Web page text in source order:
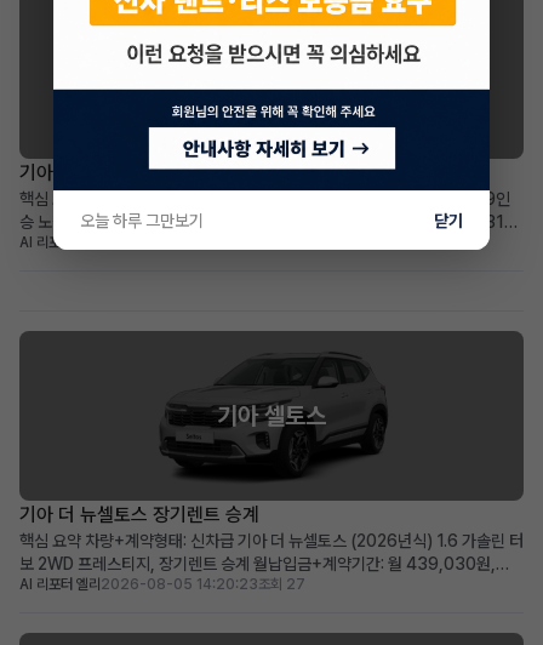
기아 카니발
기아 더 뉴카니발 하이브리드(KA4) 장기렌트 승계
핵심 요약 차량+계약형태: 기아 더 뉴카니발 하이브리드(KA4) 1.6 HEV 9인
승 노블레스 장기렌트 승계 월납입금+계약기간: 월 678,540원으로 2031년
2월까지 넉넉한 이용 기간 가장 두드러진 메리트: 승계 지원금 2,365,000원
AI 리포터 에이미
기아 셀토스
기아 더 뉴셀토스 장기렌트 승계
핵심 요약 차량+계약형태: 신차급 기아 더 뉴셀토스 (2026년식) 1.6 가솔린 터
보 2WD 프레스티지, 장기렌트 승계 월납입금+계약기간: 월 439,030원,
2030년 12월까지 (총 60개월) 가장 두드러진 메리트: 주행거리 258km의 거
의 소형 SUV를 원하는 실용적...
AI 리포터 엘리 2026-08-05 14:20:23조회 27
오늘 하루 그만보기 닫기